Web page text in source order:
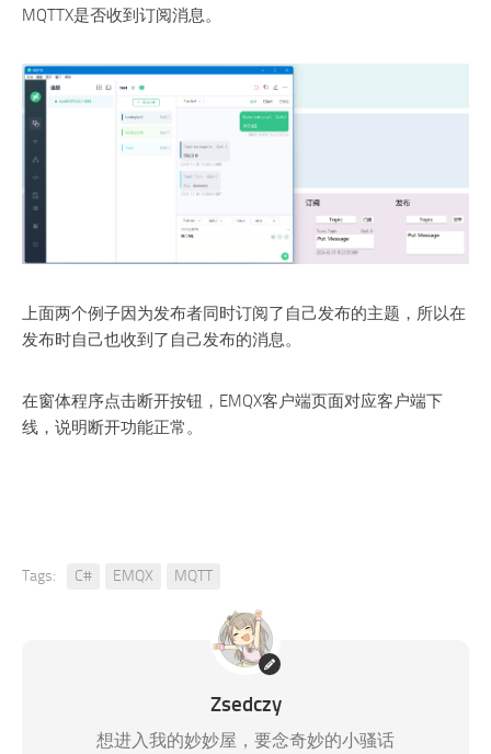
MQTTX是否收到订阅消息。
上面两个例子因为发布者同时订阅了自己发布的主题，所以在
发布时自己也收到了自己发布的消息。
在窗体程序点击断开按钮，EMQX客户端页面对应客户端下
线，说明断开功能正常。
Tags: C# EMQX MQTT
Zsedczy
想进入我的妙妙屋，要念奇妙的小骚话